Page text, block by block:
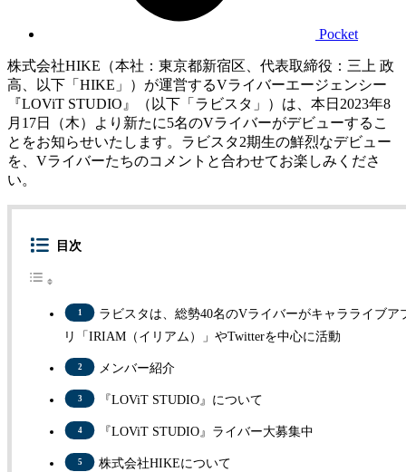
Pocket
株式会社HIKE（本社：東京都新宿区、代表取締役：三上 政
高、以下「HIKE」）が運営するVライバーエージェンシー
『LOViT STUDIO』（以下「ラビスタ」）は、本日2023年8
月17日（木）より新たに5名のVライバーがデビューするこ
とをお知らせいたします。ラビスタ2期生の鮮烈なデビュー
を、Vライバーたちのコメントと合わせてお楽しみくださ
い。
目次
ラビスタは、総勢40名のVライバーがキャラライブア
リ「IRIAM（イリアム）」やTwitterを中心に活動
メンバー紹介
『LOViT STUDIO』について
『LOViT STUDIO』ライバー大募集中
株式会社HIKEについて​